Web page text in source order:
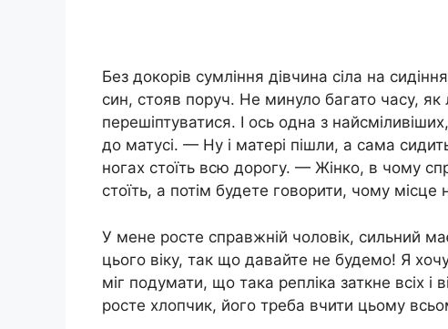
Без докорів сумління дівчина сіла на
син, стояв поруч. Не минуло багато часу,
перешіптуватися. І ось одна з
до матусі. — Ну і матері пішли, а сама
ногах стоїть всю дорогу. — Жінко, в чому
стоїть, а потім будете говорити, чому місце
У мене росте справжній чоловік, сильний
цього віку, так що давайте не будемо! Я
міг подумати, що така репліка заткне всіх
росте хлопчик, його треба вчити цьому